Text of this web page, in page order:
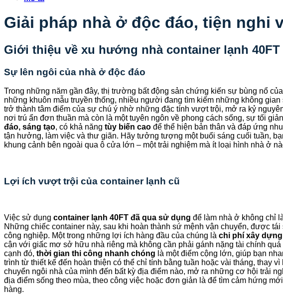
Giải pháp nhà ở độc đáo, tiện nghi
Giới thiệu về xu hướng nhà container lạnh 40FT
Sự lên ngôi của nhà ở độc đáo
Trong những năm gần đây, thị trường bất động sản chứng kiến sự bùng nổ
những khuôn mẫu truyền thống, nhiều người đang tìm kiếm những không
trở thành tâm điểm của sự chú ý nhờ những đặc tính vượt trội, mở ra kỷ
nơi trú ẩn đơn thuần mà còn là một tuyên ngôn về phong cách sống, sự tối
đáo, sáng tạo, có khả năng tùy biến cao để thể hiện bản thân và đáp ứng
tận hưởng, làm việc và thư giãn. Hãy tưởng tượng một buổi sáng cuối tuần,
khung cảnh bên ngoài qua ô cửa lớn – một trải nghiệm mà ít loại hình nhà ở
Lợi ích vượt trội của container lạnh cũ
Việc sử dụng container lạnh 40FT đã qua sử dụng để làm nhà ở không chỉ
Những chiếc container này, sau khi hoàn thành sứ mệnh vận chuyển, được
công nghiệp. Một trong những lợi ích hàng đầu của chúng là chi phí xây
cận với giấc mơ sở hữu nhà riêng mà không cần phải gánh nặng tài chính
cạnh đó, thời gian thi công nhanh chóng là một điểm cộng lớn, giúp bạn
trình từ thiết kế đến hoàn thiện có thể chỉ tính bằng tuần hoặc vài tháng, thay
chuyển ngôi nhà của mình đến bất kỳ địa điểm nào, mở ra những cơ hội trải
địa điểm sống theo mùa, theo công việc hoặc đơn giản là để tìm cảm hứng
hàng.